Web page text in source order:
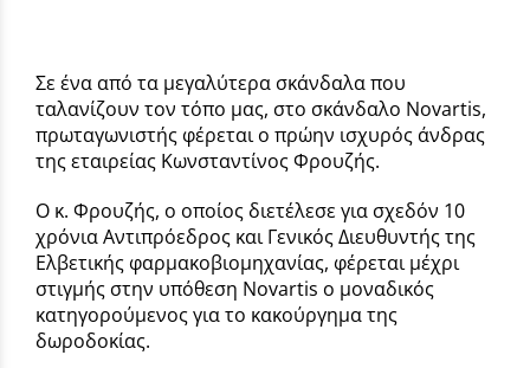
Σε ένα από τα μεγαλύτερα σκάνδαλα που
ταλανίζουν τον τόπο μας, στο σκάνδαλο Novartis,
πρωταγωνιστής φέρεται ο πρώην ισχυρός άνδρας
της εταιρείας Κωνσταντίνος Φρουζής.
Ο κ. Φρουζής, ο οποίος διετέλεσε για σχεδόν 10
χρόνια Αντιπρόεδρος και Γενικός Διευθυντής της
Ελβετικής φαρμακοβιομηχανίας, φέρεται μέχρι
στιγμής στην υπόθεση Novartis ο μοναδικός
κατηγορούμενος για το κακούργημα της
δωροδοκίας.